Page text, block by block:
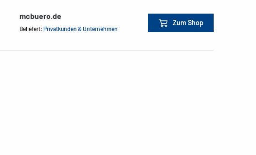
mcbuero.de
Beliefert: Privatkunden & Unternehmen
Zum Shop